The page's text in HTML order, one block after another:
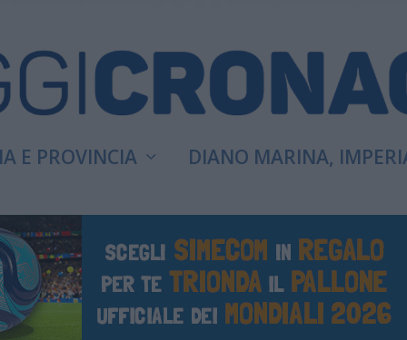
E PROVINCIA DIANO MARINA,